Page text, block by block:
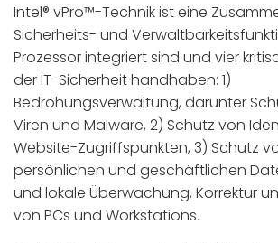
Intel® vPro™-Technik ist eine
Sicherheits- und
Prozessor integriert sind und vier
der IT-Sicherheit handhaben: 1)
Bedrohungsverwaltung, darunter
Viren und Malware, 2) Schutz von
Website-Zugriffspunkten, 3) Schutz
persönlichen und geschäftlichen
und lokale Überwachung, Korrektur
von PCs und Workstations.